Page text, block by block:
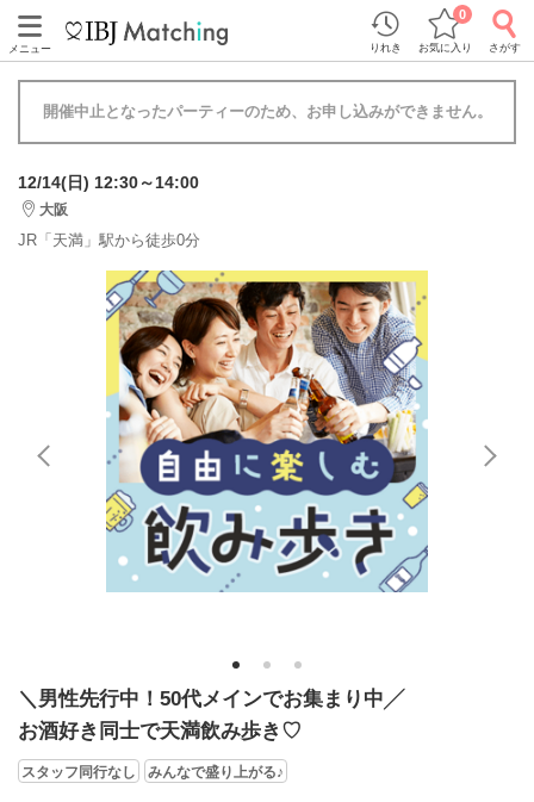
メニュー りれき お気に入り
0
さがす
開催中止となったパーティーのため、お申し込みができません。
12/14(日) 12:30～14:00
大阪
JR「天満」駅から徒歩0分
1 2 3
＼男性先行中！50代メインでお集まり中╱
お酒好き同士で天満飲み歩き♡
スタッフ同行なし みんなで盛り上がる♪